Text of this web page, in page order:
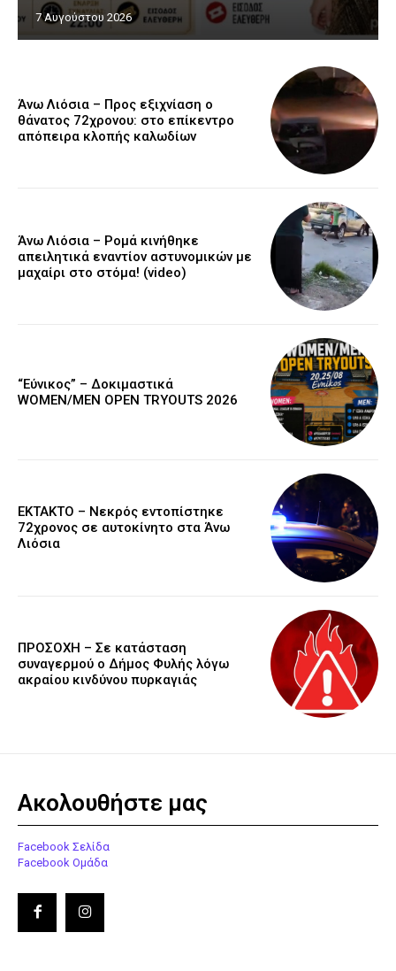
7 Αυγούστου 2026
Άνω Λιόσια – Προς εξιχνίαση ο
θάνατος 72χρονου: στο επίκεντρο
απόπειρα κλοπής καλωδίων
Άνω Λιόσια – Ρομά κινήθηκε
απειλητικά εναντίον αστυνομικών με
μαχαίρι στο στόμα! (video)
“Εύνικος” – Δοκιμαστικά
WOMEN/MEN OPEN TRYOUTS 2026
EKTAKTO – Νεκρός εντοπίστηκε
72χρονος σε αυτοκίνητο στα Άνω
Λιόσια
ΠΡΟΣΟΧΗ – Σε κατάσταση
συναγερμού ο Δήμος Φυλής λόγω
ακραίου κινδύνου πυρκαγιάς
Ακολουθήστε μας
Facebook Σελίδα
Facebook Ομάδα